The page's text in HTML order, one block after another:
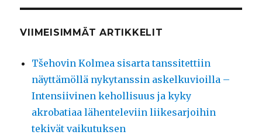
VIIMEISIMMÄT ARTIKKELIT
Tšehovin Kolmea sisarta tanssitettiin
näyttämöllä nykytanssin askelkuvioilla –
Intensiivinen kehollisuus ja kyky
akrobatiaa lähenteleviin liikesarjoihin
tekivät vaikutuksen